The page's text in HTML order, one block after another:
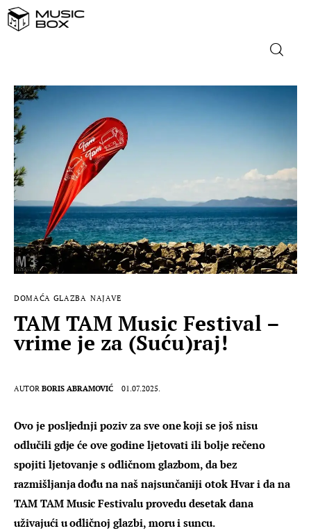
DOMAĆA GLAZBA
STRANA GLAZBA
FILM
MUSIC BOX
DOMAĆA GLAZBA NAJAVE
TAM TAM Music Festival –
vrime je za (Suću)raj!
AUTOR BORIS ABRAMOVIĆ 01.07.2025.
Ovo je posljednji poziv za sve one koji se još nisu
odlučili gdje će ove godine ljetovati ili bolje rečeno
spojiti ljetovanje s odličnom glazbom, da bez
razmišljanja dođu na naš najsunčaniji otok Hvar i da na
TAM TAM Music Festivalu provedu desetak dana
uživajući u odličnoj glazbi, moru i suncu.